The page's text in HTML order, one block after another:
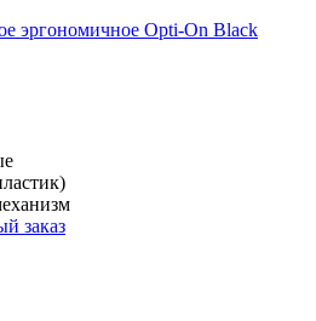
эргономичное Opti-On Black
заказ